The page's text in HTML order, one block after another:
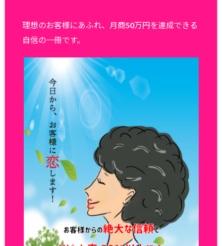
理想のお客様にあふれ、月商50万円を達成できる
自信の一冊です。